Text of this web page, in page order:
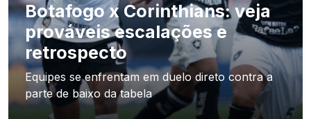
Botafogo x Corinthians: veja
prováveis escalações e
retrospecto
Equipes se enfrentam em duelo direto contra a
parte de baixo da tabela